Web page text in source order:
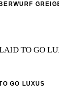
GO LUXUS